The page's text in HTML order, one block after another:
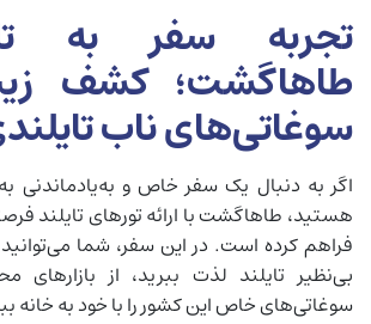
تجربه سفر به
طاهاگشت؛ کشف
سوغاتی‌های ناب
اگر به دنبال یک سفر خاص و به‌یادماندنی
هستید، طاهاگشت با ارائه تورهای تایلند
فراهم کرده است. در این سفر، شما
بی‌نظیر تایلند لذت ببرید، از
سوغاتی‌های خاص این کشور را با خود به خانه